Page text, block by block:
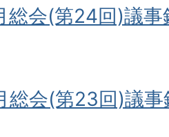
総会(第24回)議
総会(第23回)議